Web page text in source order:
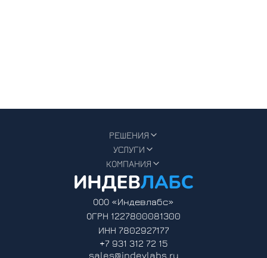
РЕШЕНИЯ
УСЛУГИ
КОМПАНИЯ
ООО «Индевлабс»
ОГРН 1227800081300
ИНН 7802927177
+7 931 312 72 15
sales@indevlabs.ru